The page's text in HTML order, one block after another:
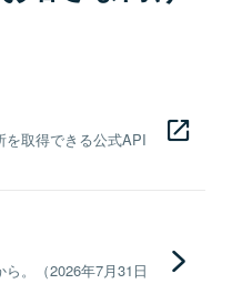
を取得できる公式API
。（2026年7月31日